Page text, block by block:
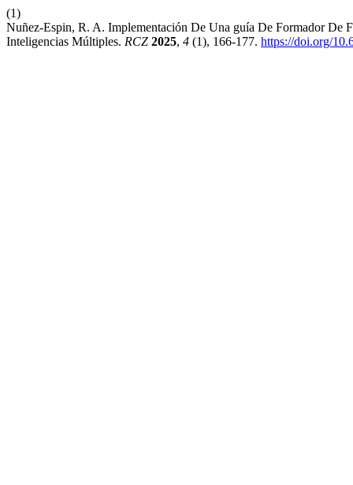
(1)
Nuñez-Espin, R. A. Implementación De Una guía De Formador De
Inteligencias Múltiples. RCZ 2025, 4 (1), 166-177. https://doi.org/